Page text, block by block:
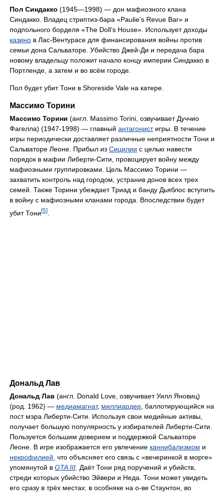
Пол Синдакко (1945—1998) — дон мафиозного клана
Синдакко. Владец стриптиз-бара «Paulie’s Revue Bar» и
подпольного борделя «The Doll’s House». Использует доходы
казино в Лас-Вентурасе для финансирования войны против
семьи дона Сальваторе. Убийство Джей-Ди и передача бара
новому владельцу положит начало концу империи Синдакко в
Портленде, а затем и во всём городе.
Пол будет убит Тони в Shoreside Vale на катере.
Массимо Торини
Массимо Торини (англ. Massimo Torini, озвучивает Дуччио
Фагелла) (1947-1998) — главный антагонистигры. В течение
игры периодически доставляет различные неприятности Тони и
Сальваторе Леоне. Прибыл из Сицилии с целью навести
порядок в мафии Либерти-Сити, провоцирует войну между
мафиозными группировками. Цель Массимо Торини —
захватить контроль над городом, устранив донов всех трех
семей. Также Торини убеждает Триад и банду Дьяблос вступить
в войну с мафиозными кланами города. Впоследствии будет
убит Тони[5]
Дональд Лав
Дональд Лав (англ. Donald Love, озвучивает Уилл Яновиц)
(род. 1962) — медиамагнат, миллиардер, баллотирующийся на
пост мэра Либерти-Сити. Используя свои медийные активы,
получает большую популярность у избирателей Либерти-Сити.
Пользуется большим доверием и поддержкой Сальваторе
Леоне. В игре изображается его увлечение каннибализмом и
некрофилией, что объясняет его связь с «вечеринкой в морге»
упомянутой в GTA III. Даёт Тони ряд поручений и убийств,
стреди которых убийство Эйвери и Неда. Тони может увидеть
его сразу в трёх местах: в особняке на о-ве Стаунтон, во